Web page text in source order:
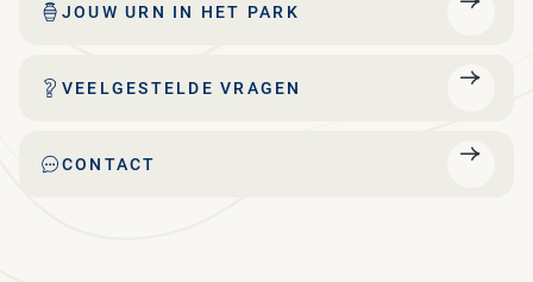
JOUW URN IN HET PARK
VEELGESTELDE VRAGEN
CONTACT